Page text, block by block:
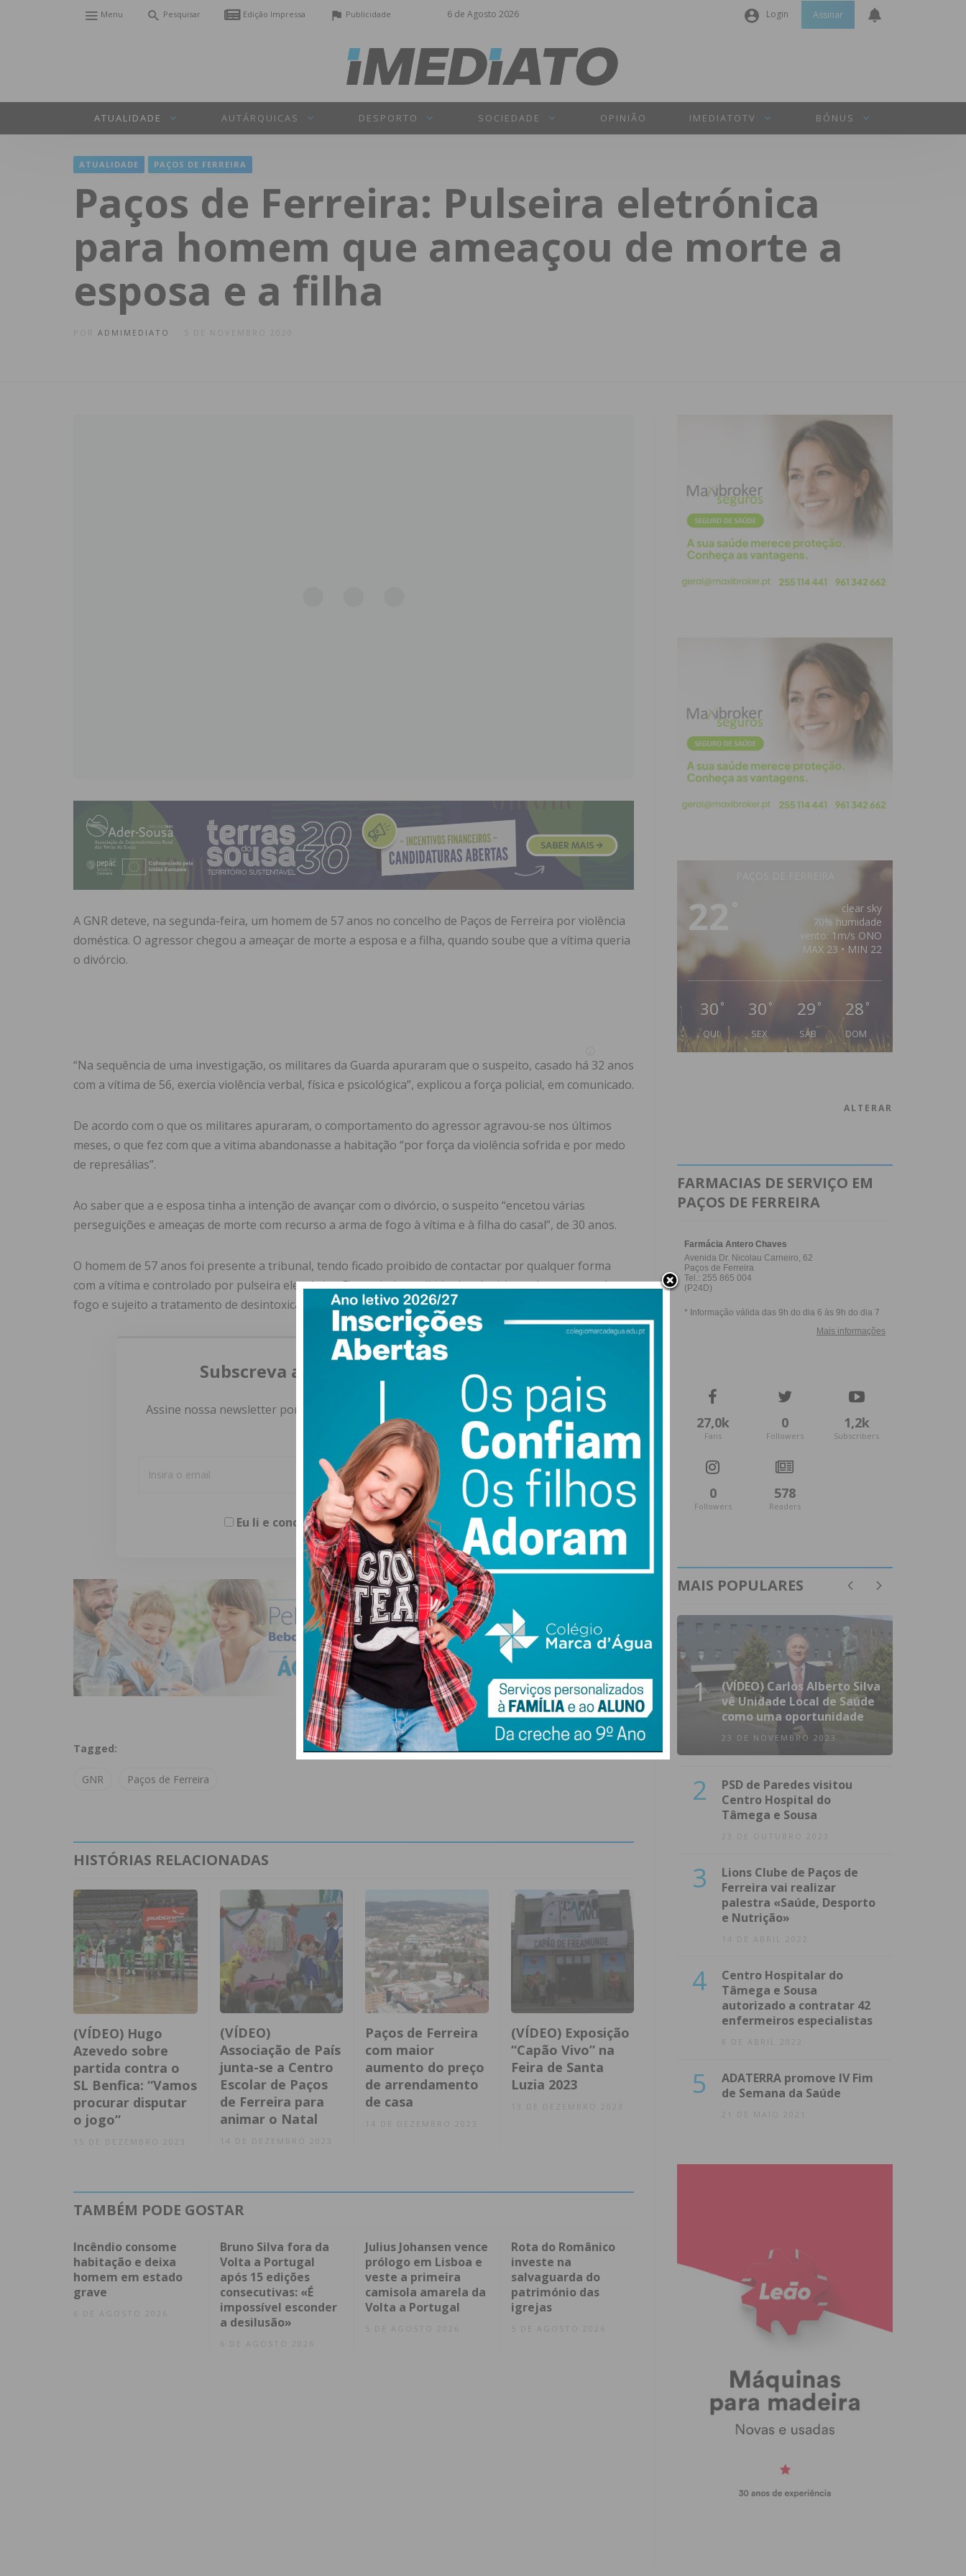
6 de Agosto 2026
Menu Pesquisar Edição Impressa Publicidade Login
Senha
INICIAR SESSÃO
Perdeu a sua senha?
Assinar
ATUALIDADE AUTÁRQUICAS DESPORTO SOCIEDADE OPINIÃO IMEDIATOTV BÓNUS
ATUALIDADE PAÇOS DE FERREIRA
Paços de Ferreira: Pulseira eletrónica
para homem que ameaçou de morte a
esposa e a filha
ADMIMEDIATO
A GNR deteve, na segunda-feira, um homem de 57 anos no concelho de Paços de Ferreira por violência
doméstica. O agressor chegou a ameaçar de morte a esposa e a filha, quando soube que a vítima queria
o divórcio.
“Na sequência de uma investigação, os militares da Guarda apuraram que o suspeito, casado há 32 anos
com a vítima de 56, exercia violência verbal, física e psicológica”, explicou a força policial, em comunicado.
De acordo com o que os militares apuraram, o comportamento do agressor agravou-se nos últimos
meses, o que fez com que a vitima abandonasse a habitação “por força da violência sofrida e por medo
de represálias”.
Ao saber que a e esposa tinha a intenção de avançar com o divórcio, o suspeito “encetou várias
perseguições e ameaças de morte com recurso a arma de fogo à vítima e à filha do casal”, de 30 anos.
O homem de 57 anos foi presente a tribunal, tendo ficado proibido de contactar por qualquer forma
com a vítima e controlado por pulseira eletrónica. Ficou ainda proibido de adquirir ou deter armas de
fogo e sujeito a tratamento de desintoxicação alcoólica.
Subscreva a newsletter do Imediato
Assine nossa newsletter por e-mail e obtenha de forma regular a informação
atualizada.
Eu li e concordo com ostermos e condições
Tagged:
GNR Paços de Ferreira
HISTÓRIAS RELACIONADAS
(VÍDEO) Hugo
Azevedo sobre
partida contra o
SL Benfica: “Vamos
procurar disputar
o jogo”
(VÍDEO)
Associação de País
junta-se a Centro
Escolar de Paços
de Ferreira para
animar o Natal
14 DE DEZEMBRO 2023
Paços de Ferreira
com maior
aumento do preço
de arrendamento
de casa
14 DE DEZEMBRO 2023
(VÍDEO) Exposição
“Capão Vivo” na
Feira de Santa
Luzia 2023
TAMBÉM PODE GOSTAR
Incêndio consome
habitação e deixa
homem em estado
grave
6 DE AGOSTO 2026
Bruno Silva fora da
Volta a Portugal
após 15 edições
consecutivas: «É
impossível esconder
a desilusão»
6 DE AGOSTO 2026
Julius Johansen vence
prólogo em Lisboa e
veste a primeira
camisola amarela da
Volta a Portugal
5 DE AGOSTO 2026
Rota do Românico
investe na
salvaguarda do
património das
igrejas
5 DE AGOSTO 2026
22
clear sky
70% humidade
vento: 1m/s ONO
MAX 23 • MIN 22
30 °
QUI
30 °
SEX
29 °
SÁB
28 °
DOM
ALTERAR
FARMACIAS DE SERVIÇO EM
PAÇOS DE FERREIRA
27,0k
Fans
0
Followers
1,2k
Subscribers
0
Followers
578
Readers
MAIS POPULARES
1
(VÍDEO) Carlos Alberto Silva
vê Unidade Local de Saúde
como uma oportunidade
23 DE NOVEMBRO 2023
2
PSD de Paredes visitou
Centro Hospital do
Tâmega e Sousa
23 DE OUTUBRO 2023
3
Lions Clube de Paços de
Ferreira vai realizar
palestra «Saúde, Desporto
e Nutrição»
14 DE ABRIL 2022
4
Centro Hospitalar do
Tâmega e Sousa
autorizado a contratar 42
enfermeiros especialistas
8 DE ABRIL 2022
5
ADATERRA promove IV Fim
de Semana da Saúde
21 DE MAIO 2021